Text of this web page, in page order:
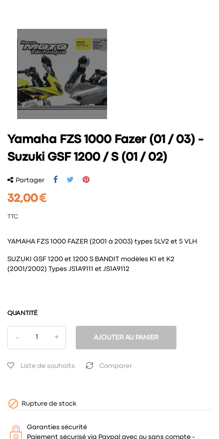
Yamaha FZS 1000 Fazer (01 / 03) -
Suzuki GSF 1200 / S (01 / 02)
Partager
32,00 €
TTC
YAMAHA FZS 1000 FAZER (2001 à 2003) types 5LV2 et 5 VLH
SUZUKI GSF 1200 et 1200 S BANDIT modèles K1 et K2
(2001/2002) Types JS1A9111 et JS1A9112
QUANTITÉ
AJOUTER AU PANIER
Liste de souhaits Comparer
 Rupture de stock
Garanties sécurité
Paiement sécurisé via Paypal avec ou sans compte -